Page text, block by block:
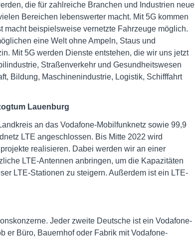
die für zahlreiche Branchen und Industrien neue
Bereichen lebenswerter macht. Mit 5G kommen
beispielsweise vernetzte Fahrzeuge möglich.
eine Welt ohne Ampeln, Staus und
Mit 5G werden Dienste entstehen, die wir uns jetzt
Straßenverkehr und Gesundheitswesen
Bildung, Maschinenindustrie, Logistik, Schifffahrt
Lauenburg
an das Vodafone-Mobilfunknetz sowie 99,9
LTE angeschlossen. Bis Mitte 2022 wird
realisieren. Dabei werden wir an einer
LTE-Antennen anbringen, um die Kapazitäten
LTE-Stationen zu steigern. Außerdem ist ein LTE-
Jeder zweite Deutsche ist ein Vodafone-
er Büro, Bauernhof oder Fabrik mit Vodafone-